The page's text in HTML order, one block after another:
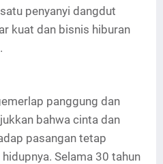
penyanyi dangdut
kuat dan bisnis hiburan
panggung dan
bahwa cinta dan
pasangan tetap
Selama 30 tahun